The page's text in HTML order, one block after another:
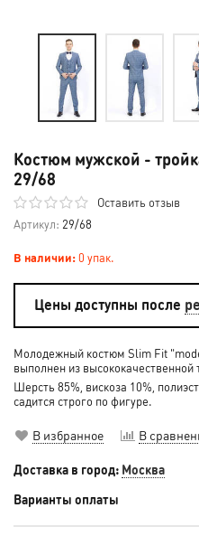
Костюм мужской -
29/68
Оставить отзыв
Артикул: 29/68
В наличии:0 упак.
Цены доступны после
Молодежный костюм Slim Fit
выполнен из высококачественной
Шерсть 85%, вискоза 10%,
садится строго по фигуре.
В избранное В
Доставка в город: Москва
Варианты оплаты